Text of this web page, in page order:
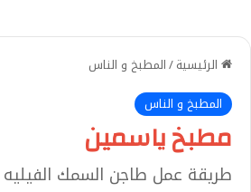
الرئيسية/المطبخ و الناس
المطبخ و الناس
مطبخ ياسمين
طريقة عمل طاجن السمك الفيليه